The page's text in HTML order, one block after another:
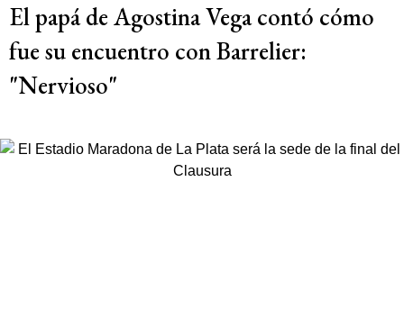
El papá de Agostina Vega contó cómo
fue su encuentro con Barrelier:
"Nervioso"